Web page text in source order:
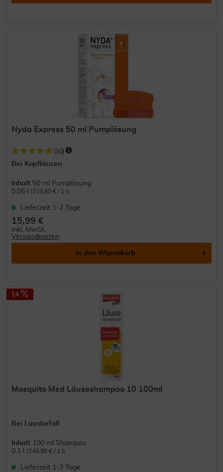
Nyda Express 50 ml Pumplösung
(10)
Bei Kopfläusen
Inhalt 50 ml Pumplösung
0.05 l
(319,80 € / 1 l)
Lieferzeit 1-2 Tage
15,99 €
inkl. MwSt.
Versandkosten
In den Warenkorb
14
Mosquito Med Läuseshampoo 10 100ml
Bei Lausbefall
Inhalt 100 ml Shampoo
0.1 l
(149,90 € / 1 l)
Lieferzeit 1-3 Tage